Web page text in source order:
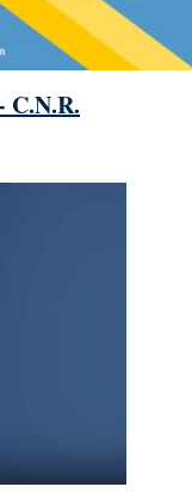
C.N.R.